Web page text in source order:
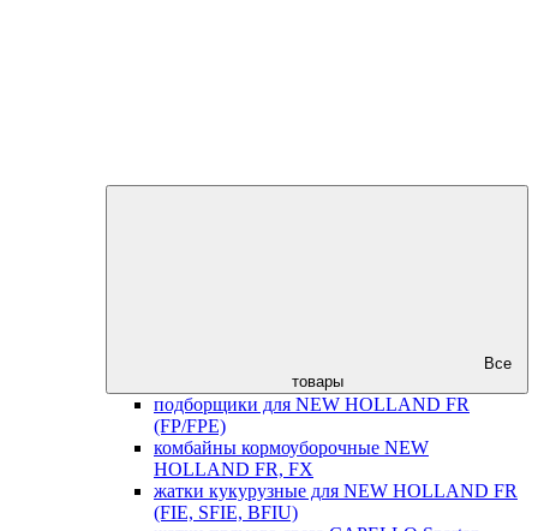
Все
товары
подборщики для NEW HOLLAND FR
(FP/FPE)
комбайны кормоуборочные NEW
HOLLAND FR, FX
жатки кукурузные для NEW HOLLAND FR
(FIE, SFIE, BFIU)